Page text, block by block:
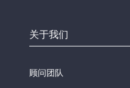
关于我们
顾问团队